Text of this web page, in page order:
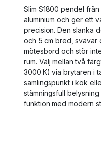
Slim S1800 pendel
aluminium och ger ett
precision. Den slanka
och 5 cm bred, svävar
mötesbord och stör
rum. Välj mellan två
3000 K) via brytaren i
samlingspunkt i kök
stämningsfull
funktion med modern